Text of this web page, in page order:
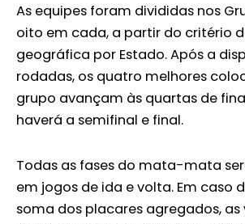
As equipes foram divididas nos
oito em cada, a partir do critério
geográfica por Estado. Após a
rodadas, os quatro melhores
grupo avançam às quartas de
haverá a semifinal e final.
Todas as fases do mata-mata
em jogos de ida e volta. Em caso
soma dos placares agregados, as